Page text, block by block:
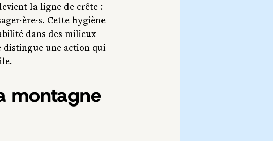
la ligne de crête :
Cette hygiène
dans des milieux
distingue une action qui
montagne